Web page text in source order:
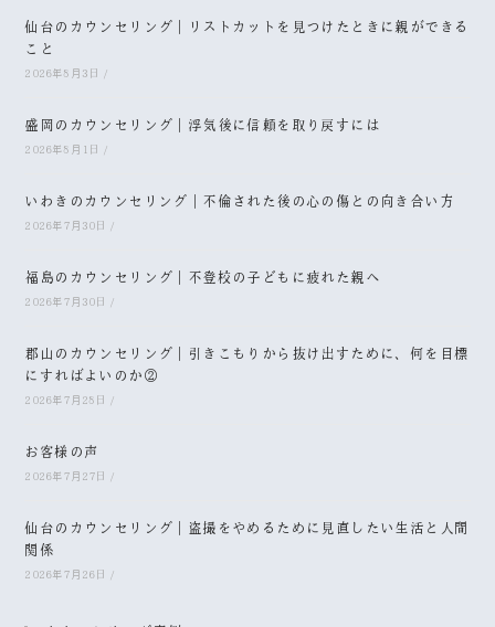
仙台のカウンセリング｜リストカットを見つけたときに親ができる
こと
2026年8月3日 /
盛岡のカウンセリング｜浮気後に信頼を取り戻すには
2026年8月1日 /
いわきのカウンセリング｜不倫された後の心の傷との向き合い方
2026年7月30日 /
福島のカウンセリング｜不登校の子どもに疲れた親へ
2026年7月30日 /
郡山のカウンセリング｜引きこもりから抜け出すために、何を目標
にすればよいのか②
2026年7月28日 /
お客様の声
2026年7月27日 /
仙台のカウンセリング｜盗撮をやめるために見直したい生活と人間
関係
2026年7月26日 /